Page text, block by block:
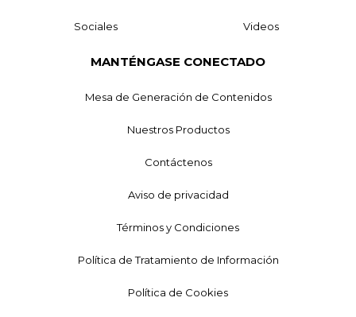
Sociales Videos
MANTÉNGASE CONECTADO
Mesa de Generación de Contenidos
Nuestros Productos
Contáctenos
Aviso de privacidad
Términos y Condiciones
Política de Tratamiento de Información
Política de Cookies